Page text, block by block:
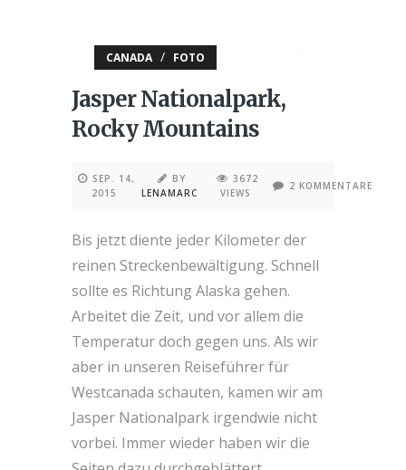
CANADA / FOTO
Jasper Nationalpark,
Rocky Mountains
SEP. 14,
2015
BY
LENAMARC
3672
VIEWS
2 KOMMENTARE
Bis jetzt diente jeder Kilometer der
reinen Streckenbewältigung. Schnell
sollte es Richtung Alaska gehen.
Arbeitet die Zeit, und vor allem die
Temperatur doch gegen uns. Als wir
aber in unseren Reiseführer für
Westcanada schauten, kamen wir am
Jasper Nationalpark irgendwie nicht
vorbei. Immer wieder haben wir die